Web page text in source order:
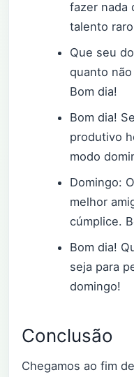
fazer nada
talento
Que seu
quanto
Bom dia!
Bom dia!
produtivo
modo
Domingo:
melhor
cúmplice.
Bom dia!
seja para
domingo!
Conclusão
Chegamos ao fim